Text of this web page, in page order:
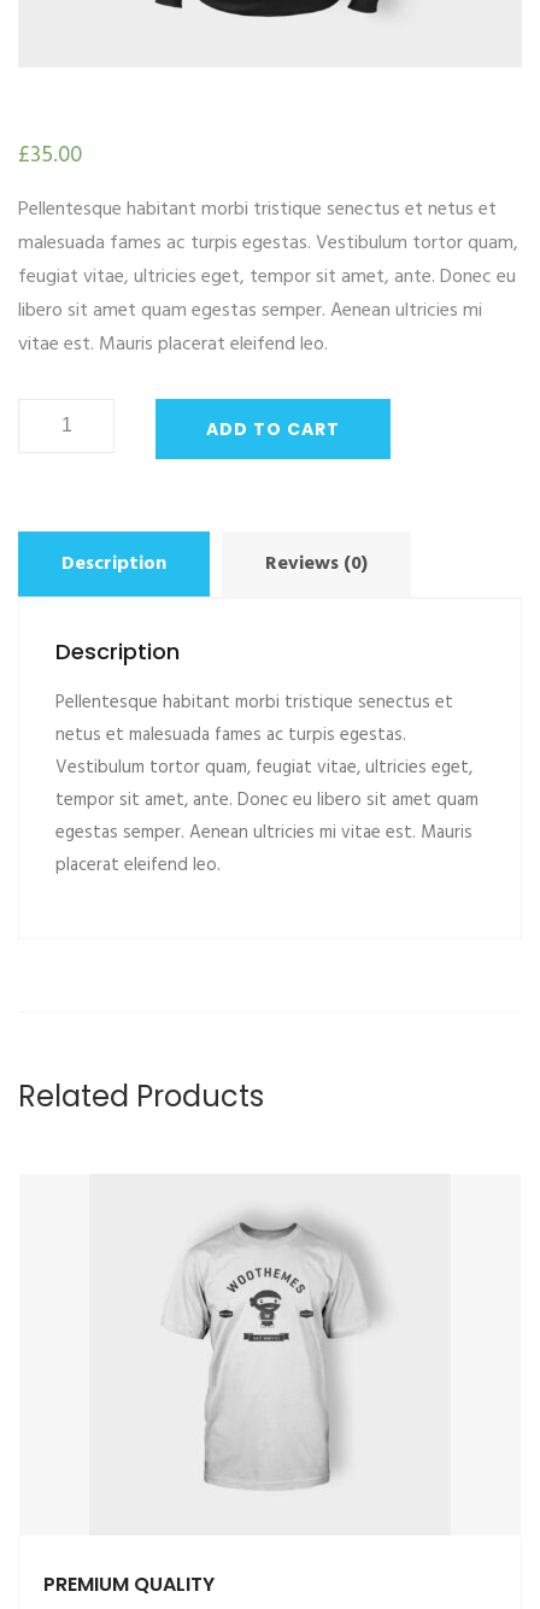
£35.00
Pellentesque habitant morbi tristique senectus et netus et
malesuada fames ac turpis egestas. Vestibulum tortor quam,
feugiat vitae, ultricies eget, tempor sit amet, ante. Donec eu
libero sit amet quam egestas semper. Aenean ultricies mi
vitae est. Mauris placerat eleifend leo.
ADD TO CART
Description Reviews (0)
Description
Pellentesque habitant morbi tristique senectus et
netus et malesuada fames ac turpis egestas.
Vestibulum tortor quam, feugiat vitae, ultricies eget,
tempor sit amet, ante. Donec eu libero sit amet quam
egestas semper. Aenean ultricies mi vitae est. Mauris
placerat eleifend leo.
Related Products
PREMIUM QUALITY